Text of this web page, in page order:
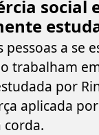
social
pessoas a se
trabalham
por
aplicada
corda.